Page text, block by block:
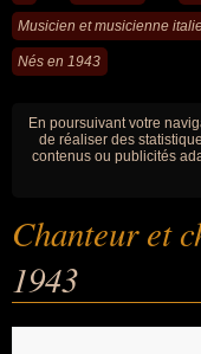
Musicien et musicienne
Nés en 1943
En poursuivant votre
de réaliser des
contenus ou publicités
Chanteur et
1943